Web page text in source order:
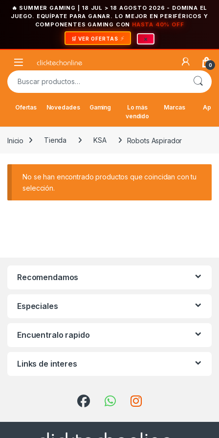
🔥 SUMMER GAMING | 18 JUL > 18 AGOSTO 2026 - DOMINA EL
JUEGO. EQUÍPATE PARA GANAR. LO MEJOR EN PERIFÉRICOS Y
COMPONENTES GAMING CON HASTA 40% OFF
🛒 VER OFERTAS ×
Open 0
Buscar por:
Ofertas Novedades Gaming
Lo más
vendido
Marcas
Inicio Tienda KSA Robots Aspirador
No se han encontrado productos que coincidan con tu
selección.
Recomendamos
Especiales
Encuentralo rapido
Links de interes